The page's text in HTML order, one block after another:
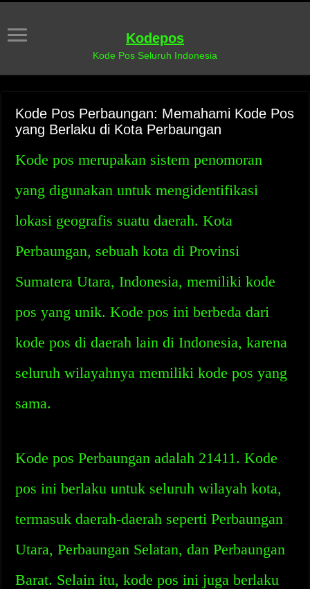
Kodepos
Kode Pos Seluruh Indonesia
Kode Pos Perbaungan: Memahami Kode Pos
yang Berlaku di Kota Perbaungan
Kode pos merupakan sistem penomoran
yang digunakan untuk mengidentifikasi
lokasi geografis suatu daerah. Kota
Perbaungan, sebuah kota di Provinsi
Sumatera Utara, Indonesia, memiliki kode
pos yang unik. Kode pos ini berbeda dari
kode pos di daerah lain di Indonesia, karena
seluruh wilayahnya memiliki kode pos yang
sama.
Kode pos Perbaungan adalah 21411. Kode
pos ini berlaku untuk seluruh wilayah kota,
termasuk daerah-daerah seperti Perbaungan
Utara, Perbaungan Selatan, dan Perbaungan
Barat. Selain itu, kode pos ini juga berlaku